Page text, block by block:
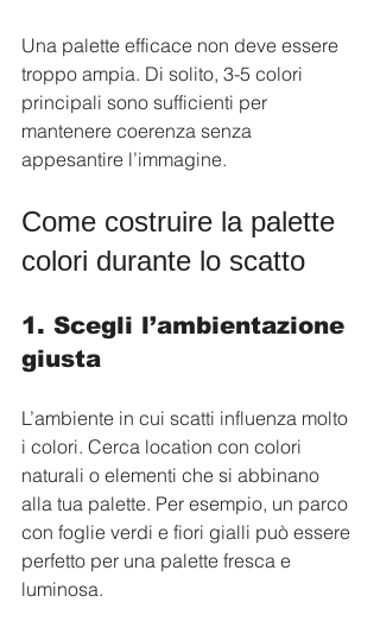
Una palette efficace non deve essere
troppo ampia. Di solito, 3-5 colori
principali sono sufficienti per
mantenere coerenza senza
appesantire l’immagine.
Come costruire la palette
colori durante lo scatto
1. Scegli l’ambientazione
giusta
L’ambiente in cui scatti influenza molto
i colori. Cerca location con colori
naturali o elementi che si abbinano
alla tua palette. Per esempio, un parco
con foglie verdi e fiori gialli può essere
perfetto per una palette fresca e
luminosa.